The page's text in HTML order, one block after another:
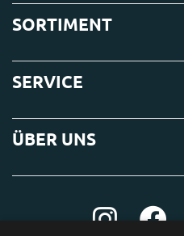
SORTIMENT
SERVICE
ÜBER UNS